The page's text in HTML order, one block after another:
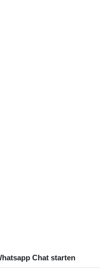
Chat starten